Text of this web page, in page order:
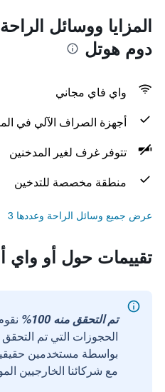
المزايا ووسائل
دوم هوتل
واي فاي مجاني
أجهزة الصراف الآلي في
تتوفر غرف لغير المدخنين
منطقة مخصصة للتدخين
عرض جميع وسائل الراحة وعددها 3
تقييمات حول أو واي
تم التحقق منه 100%
الحجوزات التي تم
مع شركائنا الخارجيين